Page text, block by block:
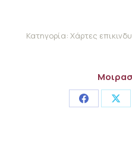
Κατηγορία: Χάρτες
Share